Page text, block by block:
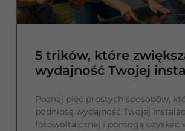
5 trików, które
wydajność Twojej
Poznaj pięć prostych sposobów,
podniosą wydajność Twojej
fotowoltaicznej i pomogą uzyskać